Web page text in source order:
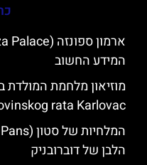
המידע החשוב
rata Karlovac)
הלבן של דוברובניק